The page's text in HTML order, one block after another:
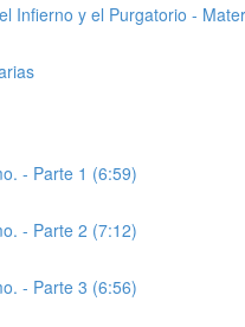
Infierno y el Purgatorio -
- Parte 1 (6:59)
- Parte 2 (7:12)
- Parte 3 (6:56)